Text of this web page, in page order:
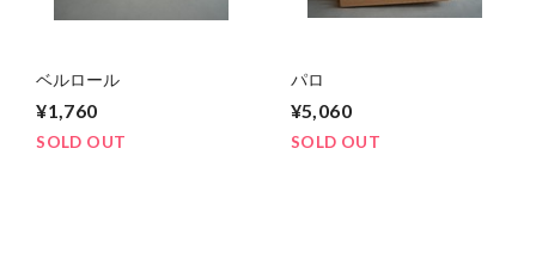
ベルロール
¥1,760
SOLD OUT
パロ
¥5,060
SOLD OUT